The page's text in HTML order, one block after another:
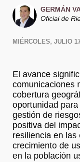
GERMÁN
Oficial de
MIÉRCOLES, JULIO
El avance
comunicaciones
cobertura
oportunidad
gestión de
positiva del
resiliencia en las
crecimiento de
en la población